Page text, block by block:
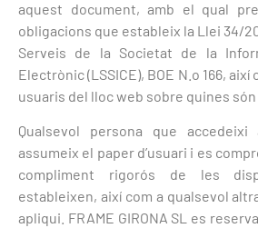
aquest document, amb el qual
obligacions que estableix la Llei 34/
Serveis de la Societat de la
Electrònic (LSSICE), BOE N.o 166,
usuaris del lloc web sobre quines són
Qualsevol persona que
assumeix el paper d’usuari i es
compliment rigorós de les
estableixen, així com a qualsevol
apliqui. FRAME GIRONA SL es